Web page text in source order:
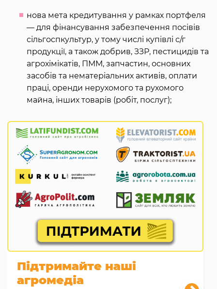
нова мета кредитування у рамках портфеля
— для фінансування забезпечення посівів
сільгоспкультур, у тому числі купівлі с/г
продукції, а також добрив, ЗЗР, пестицидів та
агрохімікатів, ПММ, запчастин, основних
засобів та нематеріальних активів, оплати
праці, оренди нерухомого та рухомого
майна, інших товарів (робіт, послуг);
Підтримайте наші
агромедіа